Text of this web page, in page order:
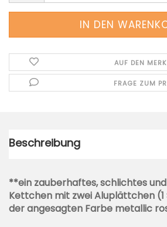
AUF DEN
FRAGE ZUM
Beschreibung
**ein zauberhaftes, schlichtes
Kettchen mit zwei Aluplättchen (1
der angesagten Farbe metallic